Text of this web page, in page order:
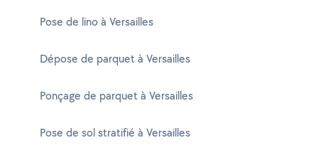
Pose de lino à Versailles
Dépose de parquet à Versailles
Ponçage de parquet à Versailles
Pose de sol stratifié à Versailles